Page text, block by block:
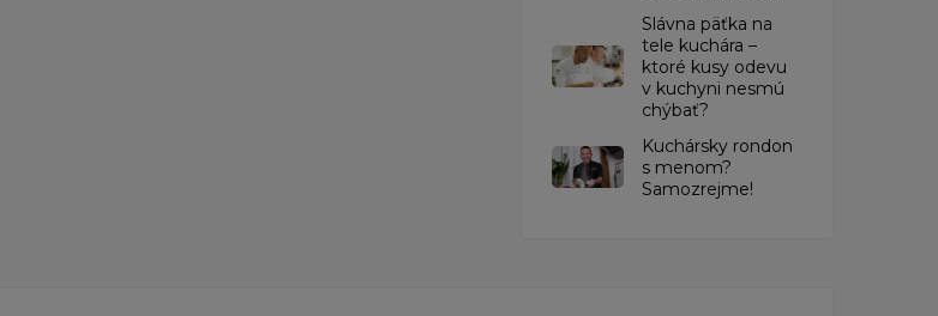
Slávna päťka na
tele kuchára –
ktoré kusy odevu
v kuchyni nesmú
chýbať?
Kuchársky rondon
s menom?
Samozrejme!